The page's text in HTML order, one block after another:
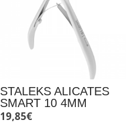
STALEKS ALICATES
SMART 10 4MM
19,85€